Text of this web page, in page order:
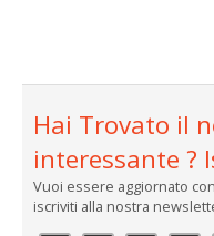
Hai Trovato il
interessante ?
Vuoi essere aggiornato
iscriviti alla nostra